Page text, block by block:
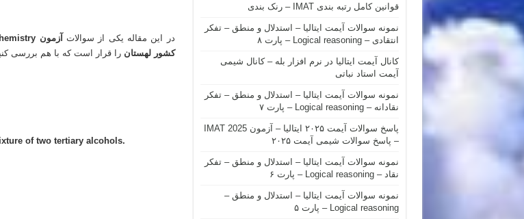
در این مقاله یکی از سوالات آزمون Organic Chemistry
کشور لهستان را قرار است که با هم بررسی
of two tertiary alcohols.
قوانین کامل رتبه بندی IMAT – رنک بندی
نمونه سوالات آیمت ایتالیا – استدلال و منطق – تفکر
انتقادی – Logical reasoning – پارت ۸
کانال آیمت ایتالیا در نرم افزار بله – کانال شیمی
آیمت استاد نباتی
نمونه سوالات آیمت ایتالیا – استدلال و منطق – تفکر
نقادانه – Logical reasoning – پارت ۷
پاسخ سوالات آیمت ۲۰۲۵ ایتالیا – آزمون IMAT 2025
– پاسخ سوالات شیمی آیمت ۲۰۲۵
نمونه سوالات آیمت ایتالیا – استدلال و منطق – تفکر
نقاد – Logical reasoning – پارت ۶
نمونه سوالات آیمت ایتالیا – استدلال و منطق –
Logical reasoning – پارت ۵